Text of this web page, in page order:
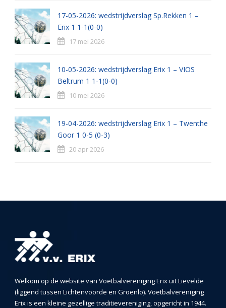
17-05-2026: wedstrijdverslag Sp.Rekken 1 –
Erix 1 1-1(0-0)
17 mei 2026
10-05-2026: wedstrijdverslag Erix 1 – VIOS
Beltrum 1 1-1(0-0)
10 mei 2026
19-04-2026: wedstrijdverslag Erix 1 – Twenthe
Goor 1 0-5 (0-3)
20 apr 2026
Welkom op de website van Voetbalvereniging Erix uit Lievelde
(liggend tussen Lichtenvoorde en Groenlo). Voetbalvereniging
Erix is een kleine gezellige traditievereniging, opgericht in 1944.